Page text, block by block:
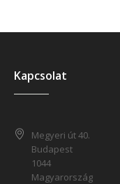
Kapcsolat
Megyeri út 40.
Budapest
1044
Magyarország